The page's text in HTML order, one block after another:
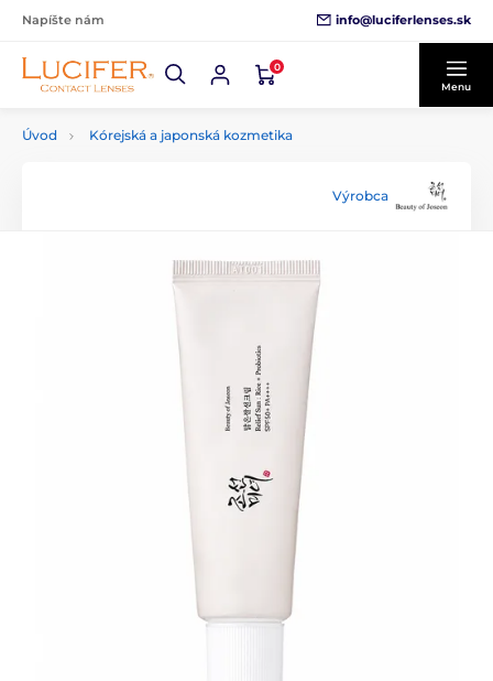
Napíšte nám info@luciferlenses.sk
0
Menu
Úvod Kórejská a japonská kozmetika
Výrobca